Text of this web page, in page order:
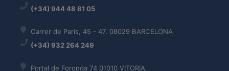
(+34) 944 48 81 05
Carrer de París, 45 - 47. 08029 BARCELONA
(+34) 932 264 249
Portal de Foronda 74 01010 VITORIA